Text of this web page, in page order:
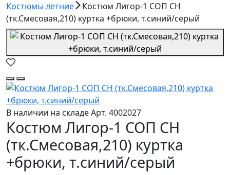
Костюмы летние
Костюм Лигор-1 СОП CH
(тк.Смесовая,210) куртка +брюки, т.синий/серый
В наличии на складеАрт. 4002027
Костюм Лигор-1 СОП CH
(тк.Смесовая,210) куртка
+брюки, т.синий/серый